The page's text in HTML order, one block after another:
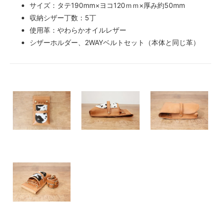
サイズ：タテ190mm×ヨコ120ｍｍ×厚み約50mm
収納シザー丁数：5丁
使用革：やわらかオイルレザー
シザーホルダー、2WAYベルトセット（本体と同じ革）